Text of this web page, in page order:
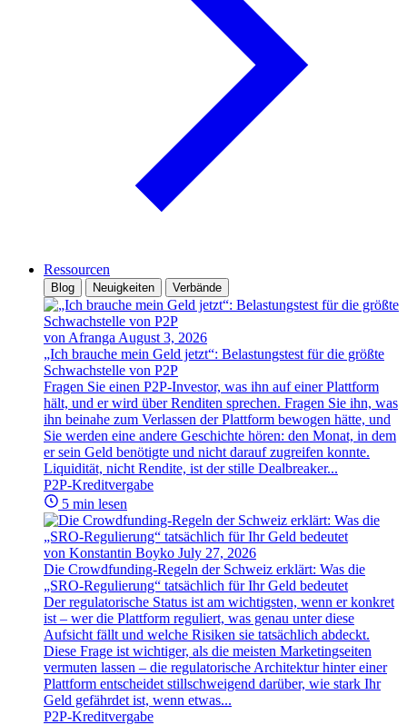
Ressourcen
Blog Neuigkeiten Verbände
von Afranga August 3, 2026
„Ich brauche mein Geld jetzt“: Belastungstest für die größte
Schwachstelle von P2P
Fragen Sie einen P2P-Investor, was ihn auf einer Plattform
hält, und er wird über Renditen sprechen. Fragen Sie ihn, was
ihn beinahe zum Verlassen der Plattform bewogen hätte, und
Sie werden eine andere Geschichte hören: den Monat, in dem
er sein Geld benötigte und nicht darauf zugreifen konnte.
Liquidität, nicht Rendite, ist der stille Dealbreaker...
P2P-Kreditvergabe
5 min lesen
von Konstantin Boyko July 27, 2026
Die Crowdfunding-Regeln der Schweiz erklärt: Was die
„SRO-Regulierung“ tatsächlich für Ihr Geld bedeutet
Der regulatorische Status ist am wichtigsten, wenn er konkret
ist – wer die Plattform reguliert, was genau unter diese
Aufsicht fällt und welche Risiken sie tatsächlich abdeckt.
Diese Frage ist wichtiger, als die meisten Marketingseiten
vermuten lassen – die regulatorische Architektur hinter einer
Plattform entscheidet stillschweigend darüber, wie stark Ihr
Geld gefährdet ist, wenn etwas...
P2P-Kreditvergabe